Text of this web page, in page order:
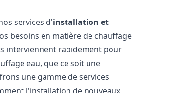
services d'installation et
besoins en matière de chauffage
interviennent rapidement pour
eau, que ce soit une
une gamme de services
l'installation de nouveaux